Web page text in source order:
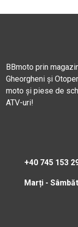
BBmoto prin
Gheorgheni și
moto și piese de
ATV-uri!
+40 745 153
Marți -